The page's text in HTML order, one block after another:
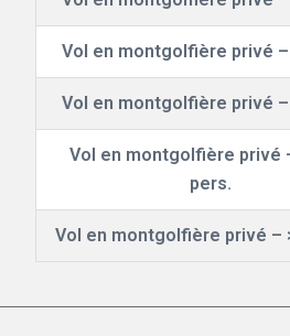
Vol en montgolfière privé
Vol en montgolfière privé
Vol en montgolfière privé
pers.
Vol en montgolfière privé –